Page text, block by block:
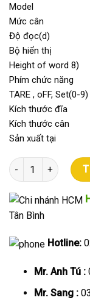
Model
Mức
Độ
Bộ hiển thị
Height of word 8)
Phím chức
TARE , oFF, Set(0-9)
Kích thước
Kích thước
Sản xuất tại
Cân điện tử thủy
Tân Bình
Hotline:
Mr. Anh Tú :
Mr. Sang :